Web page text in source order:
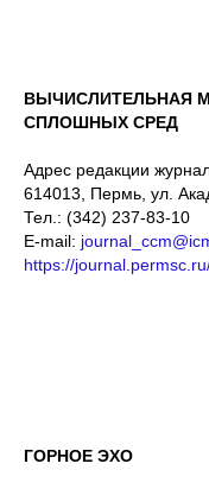
ВЫЧИСЛИТЕЛЬНАЯ
СПЛОШНЫХ СРЕД
Адрес редакции
614013, Пермь, ул.
Тел.: (342) 237-83-10
E-mail:
https://
ГОРНОЕ ЭХО